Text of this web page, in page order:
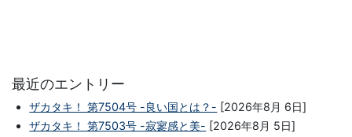
最近のエントリー
ザカタキ！ 第7504号 -良い国とは？- [2026年8月 6日]
ザカタキ！ 第7503号 -寂寥感と美- [2026年8月 5日]